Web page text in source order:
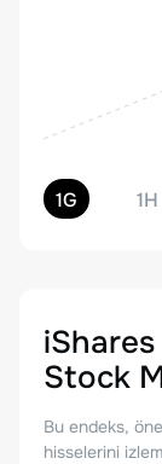
1G 1H
iShares
Stock
Bu endeks,
hisselerini